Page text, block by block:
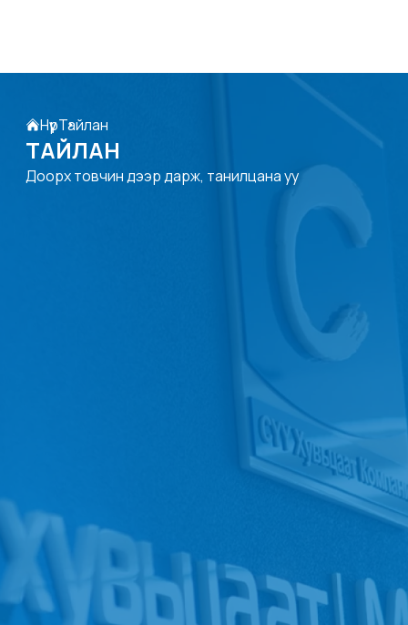
НүүрТайлан
ТАЙЛАН
Доорх товчин дээр дарж, танилцана уу